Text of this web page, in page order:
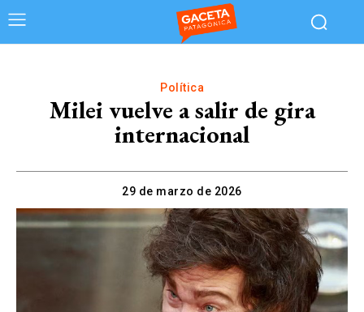
Política
Milei vuelve a salir de gira
internacional
29 de marzo de 2026